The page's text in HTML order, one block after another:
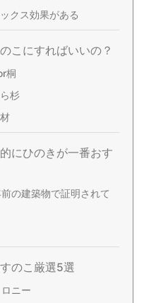
クス効果がある
こにすればいいの？
桐
杉
にひのきが一番おす
の建築物で証明されて
のこ厳選5選
ニー